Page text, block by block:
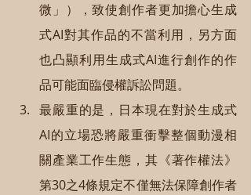
微」），致使創作者更加擔心生成
式AI對其作品的不當利用，另方面
也凸顯利用生成式AI進行創作的作
品可能面臨侵權訴訟問題。
最嚴重的是，日本現在對於生成式
AI的立場恐將嚴重衝擊整個動漫相
關產業工作生態，其《著作權法》
第30之4條規定不僅無法保障創作者